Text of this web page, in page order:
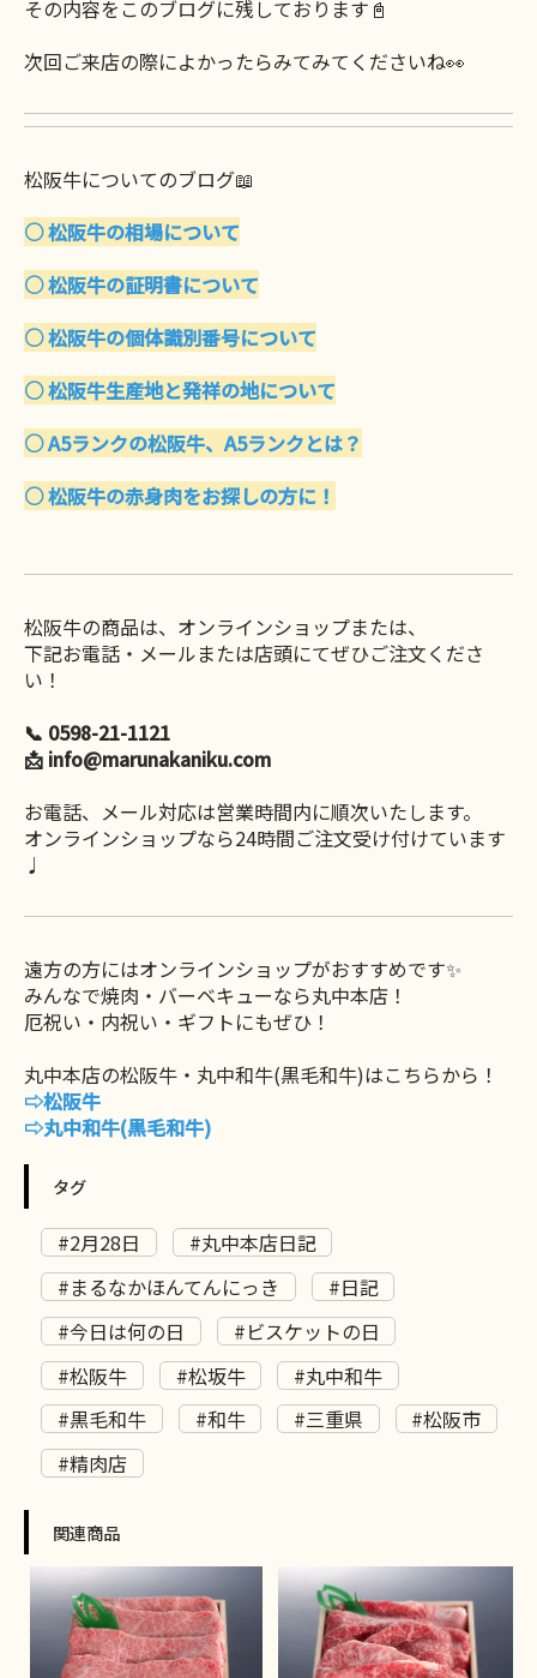
その内容をこのブログに残しております📓
次回ご来店の際によかったらみてみてくださいね👀
松阪牛についてのブログ📖
○ 松阪牛の相場について
○ 松阪牛の証明書について
○ 松阪牛の個体識別番号について
○ 松阪牛生産地と発祥の地について
○ A5ランクの松阪牛、A5ランクとは？
○ 松阪牛の赤身肉をお探しの方に！
松阪牛の商品は、オンラインショップまたは、
下記お電話・メールまたは店頭にてぜひご注文くださ
い！
📞 0598-21-1121
📩 info@marunakaniku.com
お電話、メール対応は営業時間内に順次いたします。
オンラインショップなら24時間ご注文受け付けています
♩
遠方の方にはオンラインショップがおすすめです✨
みんなで焼肉・バーベキューなら丸中本店！
厄祝い・内祝い・ギフトにもぜひ！
丸中本店の松阪牛・丸中和牛(黒毛和牛)はこちらから！
⇨松阪牛
⇨丸中和牛(黒毛和牛)
タグ
#2月28日
#丸中本店日記
#まるなかほんてんにっき
#日記
#今日は何の日
#ビスケットの日
#松阪牛
#松坂牛
#丸中和牛
#黒毛和牛
#和牛 #三重県
#松阪市
#精肉店
関連商品